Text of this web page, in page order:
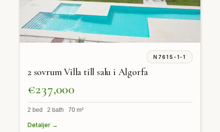
N7615-1-1
2 sovrum Villa till salu i Algorfa
€237,000
2 bed 2 bath 70 m²
Detaljer →